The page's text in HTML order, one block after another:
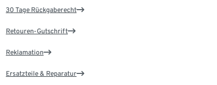
30 Tage Rückgaberecht
Retouren-Gutschrift
Reklamation
Ersatzteile & Reparatur